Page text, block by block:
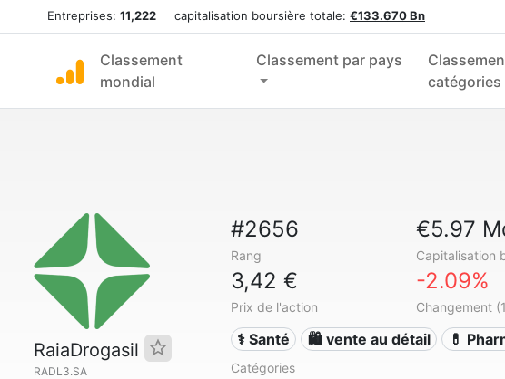
Entreprises: 11,222 capitalisation boursière totale: €133.670 Bn
Classement
mondial
Classement par pays
catégories
RaiaDrogasil
RADL3.SA
#2656
Rang
€5.97
Capitalisation
3,42 €
Prix de l'action
-2.09%
Changement
⚕️ Santé 🛍️ vente au détail 💊
Catégories